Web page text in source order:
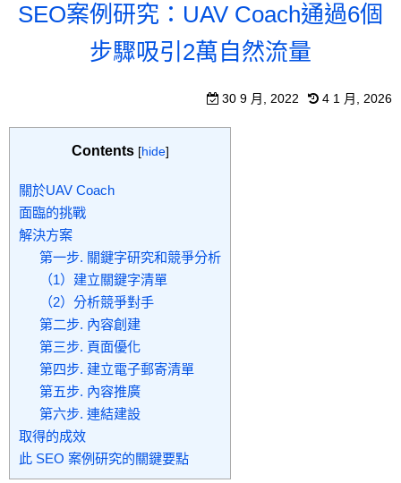
SEO案例研究：UAV Coach通過6個
步驟吸引2萬自然流量
30 9 月, 2022 4 1 月, 2026
Contents [hide]
關於UAV Coach
面臨的挑戰
解決方案
第一步. 關鍵字研究和競爭分析
（1）建立關鍵字清單
（2）分析競爭對手
第二步. 內容創建
第三步. 頁面優化
第四步. 建立電子郵寄清單
第五步. 內容推廣
第六步. 連結建設
取得的成效
此 SEO 案例研究的關鍵要點